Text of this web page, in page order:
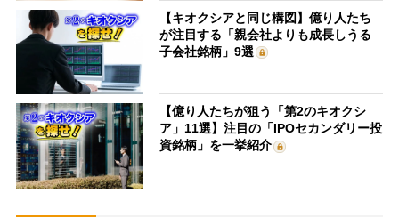
【キオクシアと同じ構図】億り人たち
が注目する「親会社よりも成長しうる
子会社銘柄」9選
【億り人たちが狙う「第2のキオクシ
ア」11選】注目の「IPOセカンダリー投
資銘柄」を一挙紹介